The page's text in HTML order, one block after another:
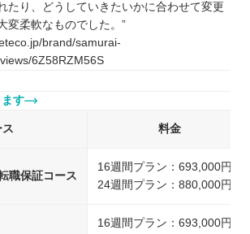
たり、どうしていきたいかに合わせて変更
変柔軟なものでした。”
brand/samurai-
6Z58RZM56S
す
ス 料金
職保証コース
16週間プラン：693,000円
24週間プラン：880,000円
16週間プラン：693,000円